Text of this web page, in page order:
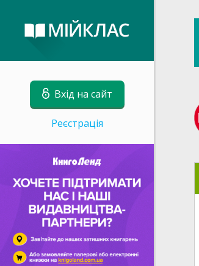
Вхід на сайт
Реєстрація